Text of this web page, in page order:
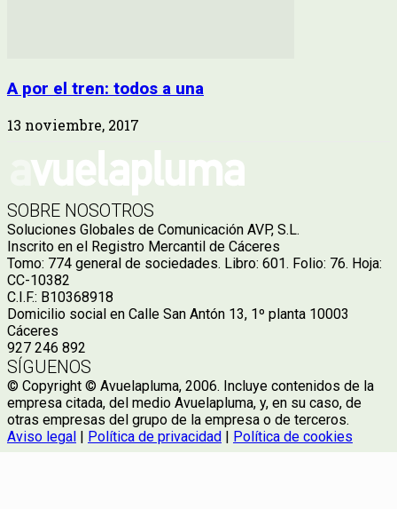
A por el tren: todos a una
13 noviembre, 2017
SOBRE NOSOTROS
Soluciones Globales de Comunicación AVP, S.L.
Inscrito en el Registro Mercantil de Cáceres
Tomo: 774 general de sociedades. Libro: 601. Folio: 76. Hoja:
CC-10382
C.I.F.: B10368918
Domicilio social en Calle San Antón 13, 1º planta 10003
Cáceres
927 246 892
SÍGUENOS
© Copyright © Avuelapluma, 2006. Incluye contenidos de la
empresa citada, del medio Avuelapluma, y, en su caso, de
otras empresas del grupo de la empresa o de terceros.
Aviso legal | Política de privacidad | Política de cookies